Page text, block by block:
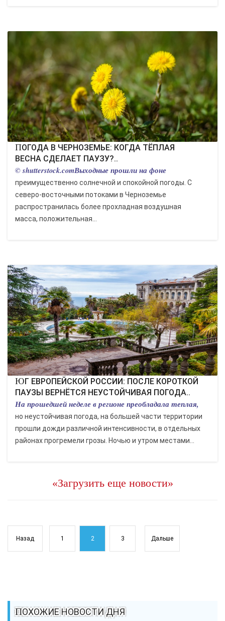
ПОГОДА В ЧЕРНОЗЕМЬЕ: КОГДА ТЁПЛАЯ
ВЕСНА СДЕЛАЕТ ПАУЗУ?..
© shutterstock.comВыходные прошли на фоне
преимущественно солнечной и спокойной погоды. С
северо-восточными потоками в Черноземье
распространилась более прохладная воздушная
масса, положительная...
ЮГ ЕВРОПЕЙСКОЙ РОССИИ: ПОСЛЕ КОРОТКОЙ
ПАУЗЫ ВЕРНЁТСЯ НЕУСТОЙЧИВАЯ ПОГОДА..
На прошедшей неделе в регионе преобладала теплая,
но неустойчивая погода, на большей части территории
прошли дожди различной интенсивности, в отдельных
районах прогремели грозы. Ночью и утром местами...
«Загрузить еще новости»
Назад 1 2 3 Дальше
ПОХОЖИЕ НОВОСТИ ДНЯ